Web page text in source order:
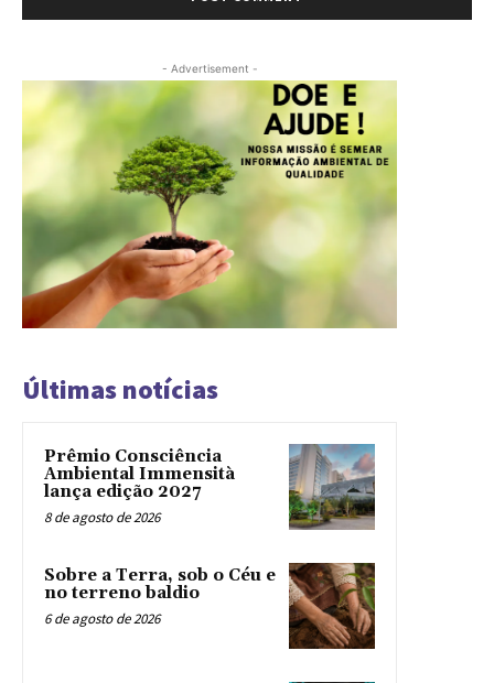
- Advertisement -
Últimas notícias
Prêmio Consciência
Ambiental Immensità
lança edição 2027
8 de agosto de 2026
Sobre a Terra, sob o Céu e
no terreno baldio
6 de agosto de 2026